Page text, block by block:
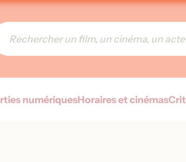
numériquesHoraires et cinémas